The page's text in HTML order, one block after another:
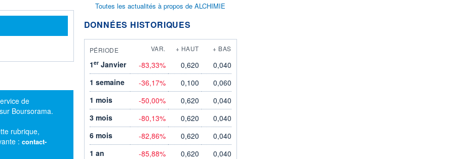
de
Boursorama.
rubrique,
: contact-
Toutes les actualités à propos de ALCHIMIE
DONNÉES HISTORIQUES
PÉRIODE VAR. + HAUT + BAS
1erJanvier -83,33% 0,620
0,040
1 semaine
-36,17% 0,100
0,060
1 mois
-50,00% 0,620
0,040
3 mois
-80,13% 0,620
0,040
6 mois
-82,86% 0,620
0,040
1 an
-85,88% 0,620
0,040